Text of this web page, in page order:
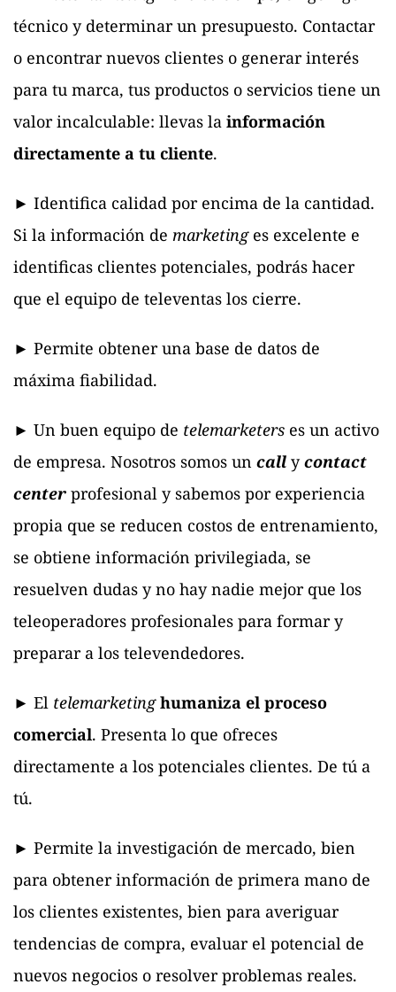
técnico y determinar un presupuesto. Contactar
o encontrar nuevos clientes o generar interés
para tu marca, tus productos o servicios tiene un
valor incalculable: llevas la información
directamente a tu cliente.
► Identifica calidad por encima de la cantidad.
Si la información de marketing es excelente e
identificas clientes potenciales, podrás hacer
que el equipo de televentas los cierre.
► Permite obtener una base de datos de
máxima fiabilidad.
► Un buen equipo de telemarketers es un activo
de empresa. Nosotros somos un call ycontact
center profesional y sabemos por experiencia
propia que se reducen costos de entrenamiento,
se obtiene información privilegiada, se
resuelven dudas y no hay nadie mejor que los
teleoperadores profesionales para formar y
preparar a los televendedores.
► El telemarketing humaniza el proceso
comercial. Presenta lo que ofreces
directamente a los potenciales clientes. De tú a
tú.
► Permite la investigación de mercado, bien
para obtener información de primera mano de
los clientes existentes, bien para averiguar
tendencias de compra, evaluar el potencial de
nuevos negocios o resolver problemas reales.